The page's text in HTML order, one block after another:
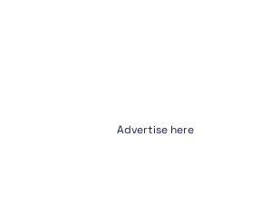
Advertise here